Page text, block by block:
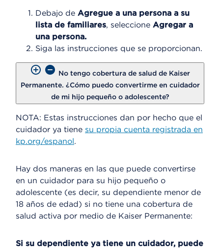
Debajo de Agregue a una persona a su
lista de familiares, seleccione Agregar a
una persona.
Siga las instrucciones que se proporcionan.
No tengo cobertura de salud de Kaiser
Permanente. ¿Cómo puedo convertirme en cuidador
de mi hijo pequeño o adolescente?
NOTA: Estas instrucciones dan por hecho que el
cuidador ya tiene su propia cuenta registrada en
kp.org/espanol.
Hay dos maneras en las que puede convertirse
en un cuidador para su hijo pequeño o
adolescente (es decir, su dependiente menor de
18 años de edad) si no tiene una cobertura de
salud activa por medio de Kaiser Permanente:
Si su dependiente ya tiene un cuidador, puede